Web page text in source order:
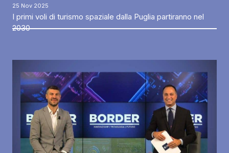
25 Nov 2025
I primi voli di turismo spaziale dalla Puglia partiranno nel
2030